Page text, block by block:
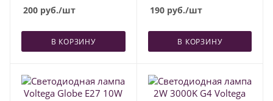
200 руб./шт
В КОРЗИНУ
190руб./шт
В КОРЗИНУ